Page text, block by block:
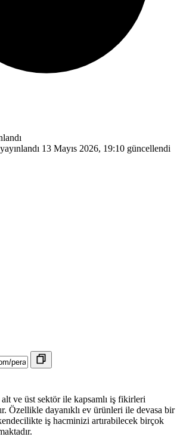
yayınlandı 13 Mayıs 2026, 19:10 güncellendi
ve üst sektör ile kapsamlı iş fikirleri
Özellikle dayanıklı ev ürünleri ile devasa bir
iş hacminizi artırabilecek birçok